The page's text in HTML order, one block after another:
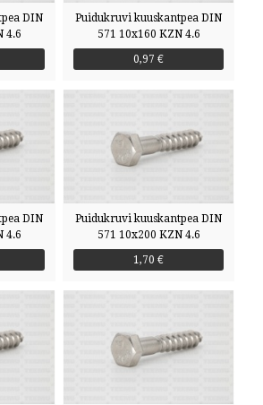
DIN
4.6
Puidukruvi kuuskantpea DIN
571 10x160 KZN 4.6
0,97 €
DIN
4.6
Puidukruvi kuuskantpea DIN
571 10x200 KZN 4.6
1,70 €